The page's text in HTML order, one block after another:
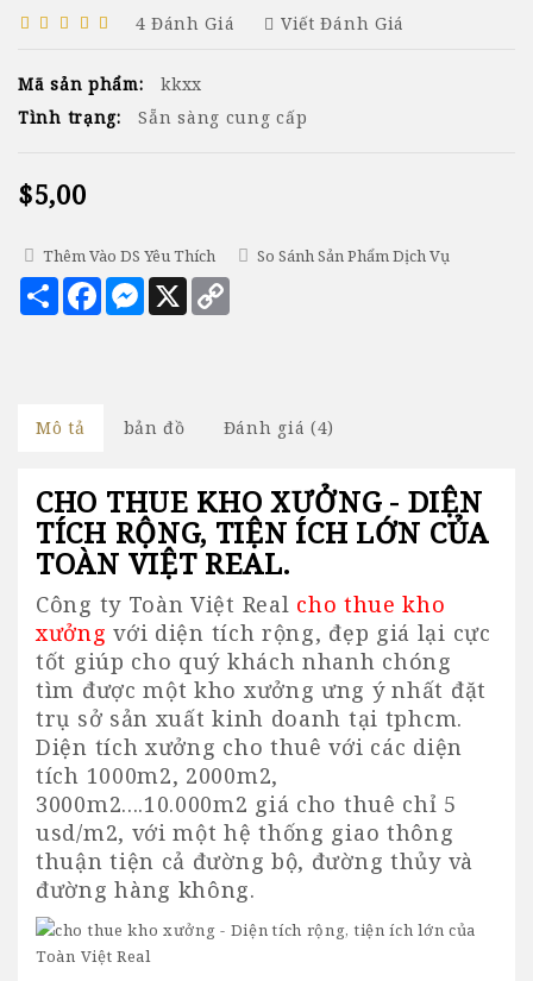
4 Đánh Giá Viết Đánh Giá
Mã sản phẩm:
kkxx
Tình trạng:
Sẵn sàng cung cấp
$5,00
Thêm Vào DS Yêu Thích So Sánh Sản Phẩm Dịch Vụ
Chia
sẻ
FacebookMessenger
X
Mô tả bản đồ Đánh giá (4)
CHO THUE KHO XƯỞNG - DIỆN
TÍCH RỘNG, TIỆN ÍCH LỚN CỦA
TOÀN VIỆT REAL.
Công ty Toàn Việt Real cho thue kho
xưởng với diện tích rộng, đẹp giá lại cực
tốt giúp cho quý khách nhanh chóng
tìm được một kho xưởng ưng ý nhất đặt
trụ sở sản xuất kinh doanh tại tphcm.
Diện tích xưởng cho thuê với các diện
tích 1000m2, 2000m2,
3000m2....10.000m2 giá cho thuê chỉ 5
usd/m2, với một hệ thống giao thông
thuận tiện cả đường bộ, đường thủy và
đường hàng không.